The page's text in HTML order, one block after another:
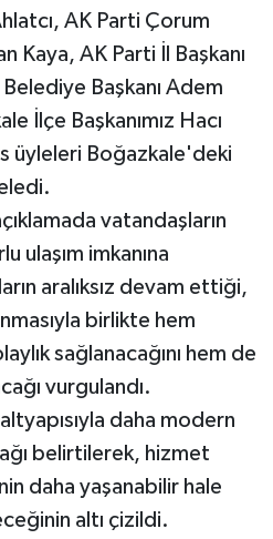
AK Parti Çorum
Kaya, AK Parti İl Başkanı
Başkanı Adem
İlçe Başkanımız Hacı
üyleleri Boğazkale'deki
vatandaşların
ulaşım imkanına
aralıksız devam ettiği,
birlikte hem
sağlanacağını hem de
vurgulandı.
daha modern
belirtilerek, hizmet
daha yaşanabilir hale
altı çizildi.